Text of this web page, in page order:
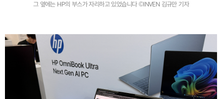
그 옆에는 HP의 부스가 자리하고 있었습니다 ©INVEN 김규만 기자